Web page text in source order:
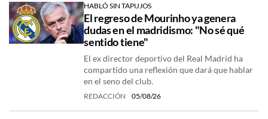
HABLÓ SIN TAPUJOS
El regreso de Mourinho ya genera
dudas en el madridismo: "No sé qué
sentido tiene"
El ex director deportivo del Real Madrid ha
compartido una reflexión que dará que hablar
en el seno del club.
REDACCIÓN 05/08/26